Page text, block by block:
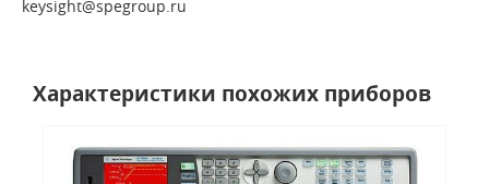
keysight@spegroup.ru
Характеристики похожих приборов